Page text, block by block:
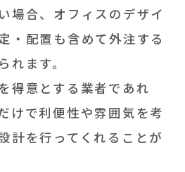
場合、オフィスのデザイ
・配置も含めて外注する
れます。
得意とする業者であれ
けで利便性や雰囲気を考
計を行ってくれることが